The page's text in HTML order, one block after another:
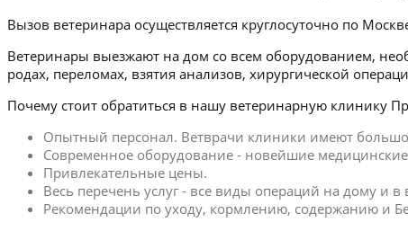
Вызов ветеринара осуществляется круглосуточно по
Ветеринары выезжают на дом со всем оборудованием,
родах, переломах, взятия анализов, хирургической
Почему стоит обратиться в нашу ветеринарную клинику
Опытный персонал. Ветврачи клиники имеют
Современное оборудование - новейшие
Привлекательные цены.
Весь перечень услуг - все виды операций на дому и
Рекомендации по уходу, кормлению, содержанию и